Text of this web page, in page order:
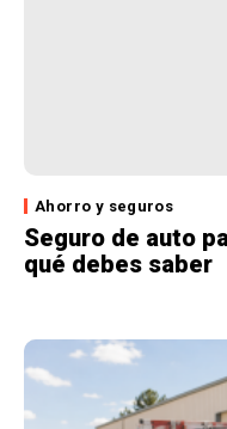
Ahorro y seguros
Seguro de auto
qué debes saber